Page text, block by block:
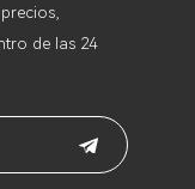
de las 24